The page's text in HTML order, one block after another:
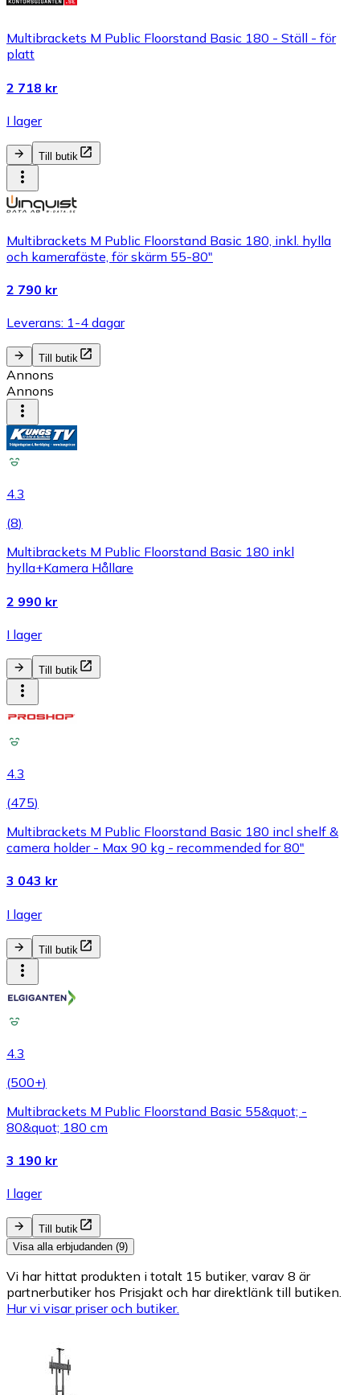
Multibrackets M Public Floorstand Basic 180 - Ställ - för
platt
2 718 kr
I lager
Till butik
Multibrackets M Public Floorstand Basic 180, inkl. hylla
och kamerafäste, för skärm 55-80"
2 790 kr
Leverans: 1-4 dagar
Till butik
Annons
Annons
4.3
(8)
Multibrackets M Public Floorstand Basic 180 inkl
hylla+Kamera Hållare
2 990 kr
I lager
Till butik
4.3
(475)
Multibrackets M Public Floorstand Basic 180 incl shelf &
camera holder - Max 90 kg - recommended for 80"
3 043 kr
I lager
Till butik
4.3
(500+)
Multibrackets M Public Floorstand Basic 55&quot; -
80&quot; 180 cm
3 190 kr
I lager
Till butik
Visa alla erbjudanden (9)
Vi har hittat produkten i totalt 15 butiker, varav 8 är
partnerbutiker hos Prisjakt och har direktlänk till butiken.
Hur vi visar priser och butiker.